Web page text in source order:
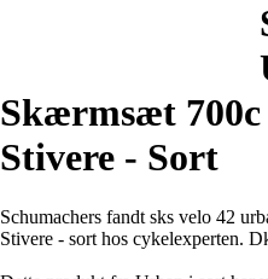
Skærmsæt
Stivere - Sort
Schumachers fandt sks velo 42
Stivere - sort hos cykelexperten.